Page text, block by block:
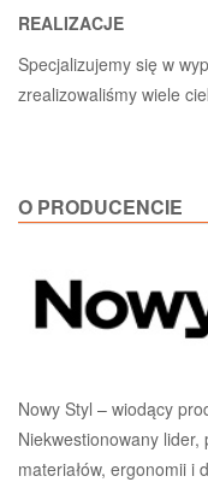
REALIZACJE
Specjalizujemy się w
zrealizowaliśmy wiele
O PRODUCENCIE
Nowy Styl – wiodący
Niekwestionowany
materiałów, ergonomii i